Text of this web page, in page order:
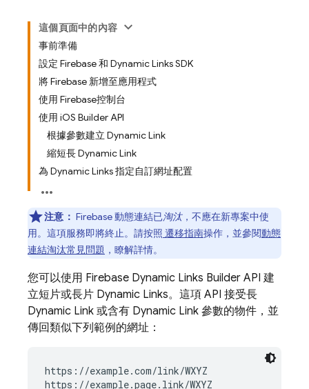
這個頁面中的內容
事前準備
設定 Firebase 和 Dynamic Links SDK
將 Firebase 新增至應用程式
使用 Firebase控制台
使用 iOS Builder API
根據參數建立 Dynamic Link
縮短長 Dynamic Link
為 Dynamic Links 指定自訂網址配置
注意： Firebase 動態連結已淘汰，不應在新專案中使
用。這項服務即將終止。請按照 遷移指南操作，並參閱動態
連結淘汰常見問題 ，瞭解詳情。
您可以使用 Firebase Dynamic Links Builder API 建
立短片或長片 Dynamic Links。這項 API 接受長
Dynamic Link 或含有 Dynamic Link 參數的物件，並
傳回類似下列範例的網址：
https://example.com/link/WXYZ